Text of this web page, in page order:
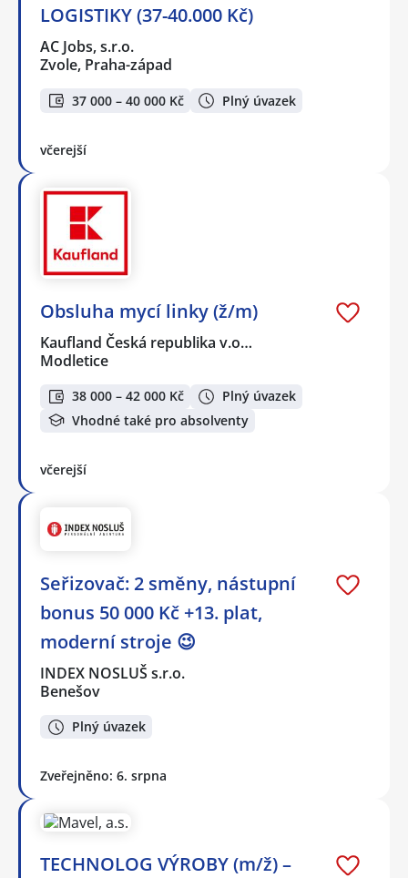
LOGISTIKY (37-40.000 Kč)
AC Jobs, s.r.o.
Zvole, Praha-západ
37 000 – 40 000 Kč Plný úvazek
včerejší
Obsluha mycí linky (ž/m)
Kaufland Česká republika v.o…
Modletice
38 000 – 42 000 Kč
Plný úvazek
Vhodné také pro absolventy
včerejší
Seřizovač: 2 směny, nástupní
bonus 50 000 Kč +13. plat,
moderní stroje 😉
INDEX NOSLUŠ s.r.o.
Benešov
Plný úvazek
Zveřejněno: 6. srpna
TECHNOLOG VÝROBY (m/ž) –